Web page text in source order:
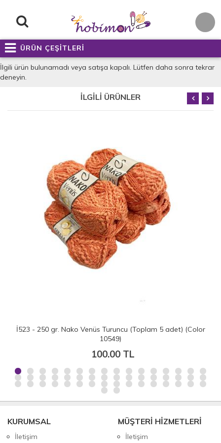
ÜRÜN ÇEŞİTLERİ
İlgili ürün bulunamadı veya satışa kapalı. Lütfen daha sonra tekrar
deneyin.
İLGİLİ ÜRÜNLER
İ523 - 250 gr. Nako Venüs Turuncu (Toplam 5 adet) (Color
10549)
100.00 TL
KURUMSAL
İletişim
MÜŞTERİ HİZMETLERİ
İletişim